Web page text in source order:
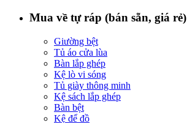
Mua về tự ráp (bán sẵn, giá rẻ)
Giường bệt
Tủ áo cửa lùa
Bàn lắp ghép
Kệ lò vi sóng
Tủ giày thông minh
Kệ sách lắp ghép
Bàn bệt
Kệ để đồ